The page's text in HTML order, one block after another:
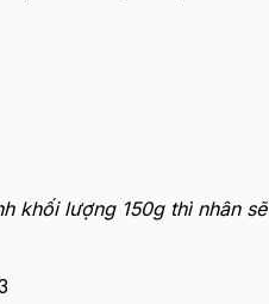
khối lượng 150g thì nhân sẽ